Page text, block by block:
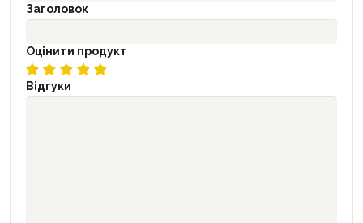
Заголовок
Оцінити продукт
Відгуки